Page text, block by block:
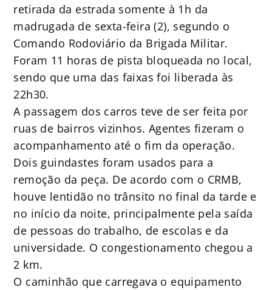
retirada da estrada somente à 1h da
madrugada de sexta-feira (2), segundo o
Comando Rodoviário da Brigada Militar.
Foram 11 horas de pista bloqueada no local,
sendo que uma das faixas foi liberada às
22h30.
A passagem dos carros teve de ser feita por
ruas de bairros vizinhos. Agentes fizeram o
acompanhamento até o fim da operação.
Dois guindastes foram usados para a
remoção da peça. De acordo com o CRMB,
houve lentidão no trânsito no final da tarde e
no início da noite, principalmente pela saída
de pessoas do trabalho, de escolas e da
universidade. O congestionamento chegou a
2 km.
O caminhão que carregava o equipamento